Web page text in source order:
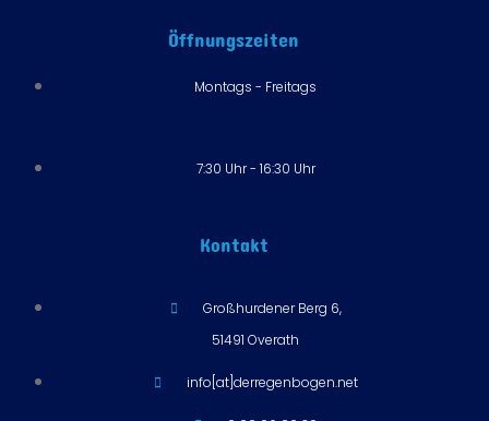
Öffnungszeiten
Montags - Freitags
7:30 Uhr - 16:30 Uhr
Kontakt
Großhurdener Berg 6,
51491 Overath
info[at]derregenbogen.net